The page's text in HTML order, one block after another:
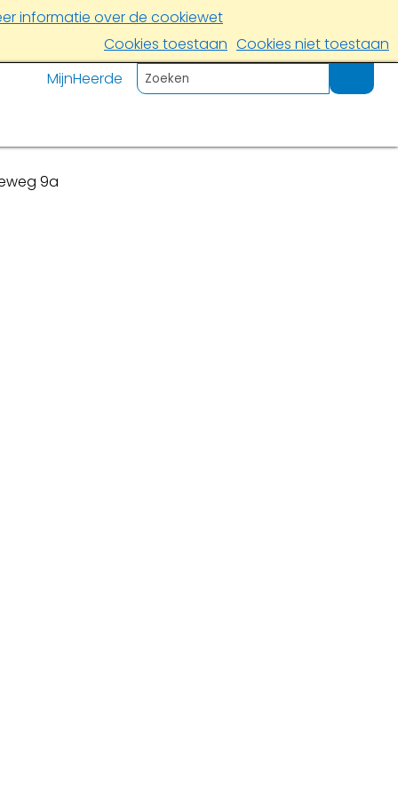
informatie over de cookiewet
Cookies toestaan Cookies niet toestaan
MijnHeerde
9a